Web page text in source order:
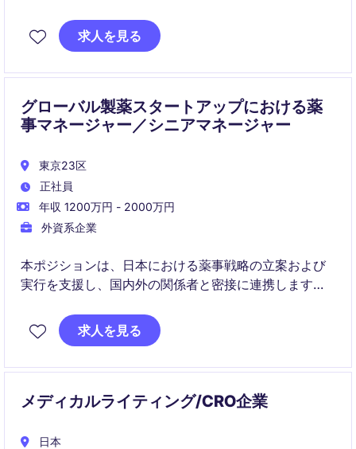
業界での重要な役割を担っていただきます。
求人を見る
グローバル製薬スタートアップにおける薬
事マネージャー／シニアマネージャー
東京23区
正社員
年収 1200万円 - 2000万円
外資系企業
本ポジションは、日本における薬事戦略の立案および
実行を支援し、国内外の関係者と密接に連携します。
務に携わりながら、国内規制へのコンプライアンスを
確保する役割です。
求人を見る
メディカルライティング/CRO企業
日本